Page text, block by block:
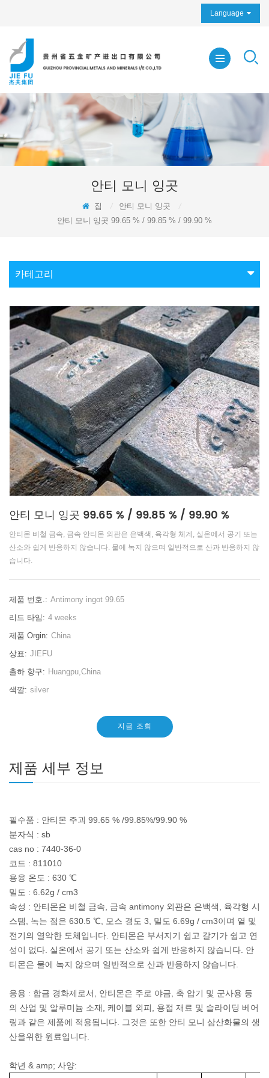
Language
안티 모니 잉곳
집 안티 모니 잉곳
안티 모니 잉곳 99.65 % / 99.85 % / 99.90 %
카테고리
안티 모니 잉곳 99.65 % / 99.85 % / 99.90 %
안티몬 비철 금속, 금속 안티몬 외관은 은백색, 육각형 체계, 실온에서 공기 또는
산소와 쉽게 반응하지 않습니다. 물에 녹지 않으며 일반적으로 산과 반응하지 않
습니다.
제품 번호.: Antimony ingot 99.65
리드 타임: 4 weeks
제품 Orgin: China
상표: JIEFU
출하 항구: Huangpu,China
색깔: silver
지금 조회
제품 세부 정보
필수품 : 안티몬 주괴 99.65 % /99.85%/99.90 %
분자식 : sb
cas no : 7440-36-0
코드 : 811010
용융 온도 : 630 ℃
밀도 : 6.62g / cm3
속성 : 안티몬은 비철 금속, 금속 antimony 외관은 은백색, 육각형 시
스템, 녹는 점은 630.5 ℃, 모스 경도 3, 밀도 6.69g / cm3이며 열 및
전기의 열악한 도체입니다. 안티몬은 부서지기 쉽고 갈기가 쉽고 연
성이 없다. 실온에서 공기 또는 산소와 쉽게 반응하지 않습니다. 안
티몬은 물에 녹지 않으며 일반적으로 산과 반응하지 않습니다.
응용 : 합금 경화제로서, 안티몬은 주로 야금, 축 압기 및 군사용 등
의 산업 및 알루미늄 소재, 케이블 외피, 용접 재료 및 슬라이딩 베어
링과 같은 제품에 적용됩니다. 그것은 또한 안티 모니 삼산화물의 생
산을위한 원료입니다.
학년 & amp; 사양: